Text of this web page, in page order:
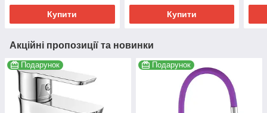
Купити Купити
Акційні пропозиції та новинки
Подарунок Подарунок